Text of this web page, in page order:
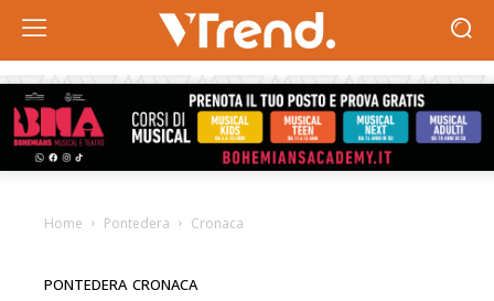
Home Pontedera Cronaca
PONTEDERA CRONACA